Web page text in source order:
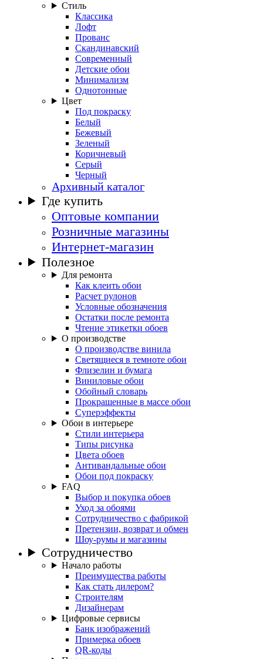
Стиль
Классика
Лофт
Прованс
Скандинавский
Современный
Детские обои
Минимализм
Однотонные
Цвет
Под покраску
Белый
Бежевый
Зеленый
Коричневый
Серый
Черный
Архивный каталог
Где купить
Оптовые компании
Розничные магазины
Интернет-магазин
Полезное
Для ремонта
Как клеить обои
Расчет рулонов
Условные обозначения
Остатки после ремонта
Чтение этикетки обоев
О производстве
О производстве винила
Светящиеся в темноте обои
Флизелин и бумага
Виниловые обои
Обойный словарь
Прокрашенные в массе обои
Суперэффекты
Обои в интерьере
Стили интерьера
Типы рисунка
Цвета обоев
Антивандальные обои
Обои под покраску
FAQ
Выбор и покупка обоев
Уход за обоями
Сотрудничество с фабрикой
Претензии, возврат и обмен
Шоу-румы и магазины
Сотрудничество
Начало работы
Преимущества работы
Как стать дилером?
Строителям
Дизайнерам
Цифровые сервисы
Банк изображений
Примерка обоев
QR-коды